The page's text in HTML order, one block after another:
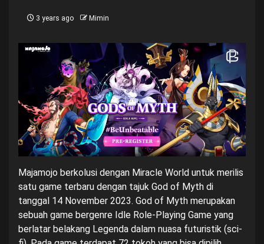
3 years ago Mimin
Majamojo berkolusi dengan Miracle World untuk merilis
satu game terbaru dengan tajuk God of Myth di
tanggal 14 November 2023. God of Myth merupakan
sebuah game bergenre Idle Role-Playing Game yang
berlatar belakang Legenda dalam nuasa futuristik (sci-